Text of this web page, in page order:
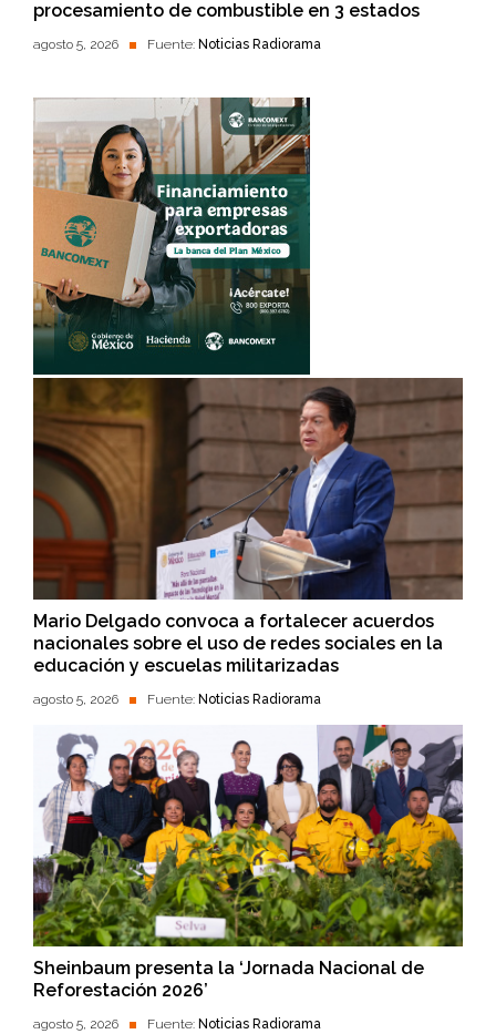
procesamiento de combustible en 3 estados
agosto 5, 2026 Fuente: Noticias Radiorama
Mario Delgado convoca a fortalecer acuerdos
nacionales sobre el uso de redes sociales en la
educación y escuelas militarizadas
agosto 5, 2026 Fuente: Noticias Radiorama
Sheinbaum presenta la ‘Jornada Nacional de
Reforestación 2026’
agosto 5, 2026 Fuente: Noticias Radiorama